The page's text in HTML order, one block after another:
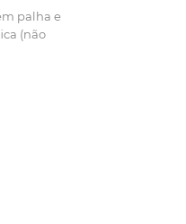
palha e
(não